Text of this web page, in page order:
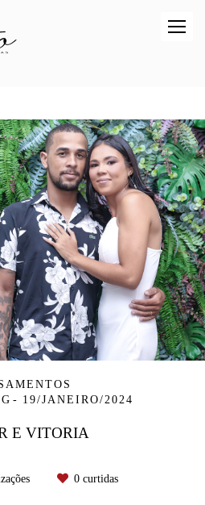
19/JANEIRO/2024
E VITORIA
0curtidas